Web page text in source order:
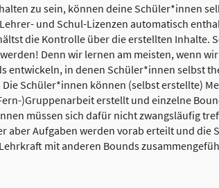
zu sein, können deine Schüler*innen
und Schul-Lizenzen automatisch
die Kontrolle über die erstellten
Denn wir lernen am meisten, wenn
entwickeln, in denen Schüler*innen selbst
Schüler*innen können (selbst erstellte)
)Gruppenarbeit erstellt und einzelne
müssen sich dafür nicht zwangsläufig
aber Aufgaben werden vorab erteilt und
mit anderen Bounds